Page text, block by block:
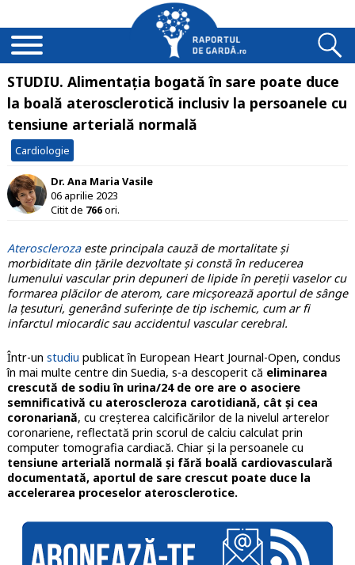
STUDIU. Alimentația bogată în sare poate duce
la boală aterosclerotică inclusiv la persoanele cu
tensiune arterială normală
Cardiologie
Dr. Ana Maria Vasile
06 aprilie 2023
Citit de 766ori.
Aterosclerozaeste principala cauză de mortalitate și
morbiditate din țările dezvoltate și constă în reducerea
lumenului vascular prin depuneri de lipide în pereții vaselor cu
formarea plăcilor de aterom, care micșorează aportul de sânge
la țesuturi, generând suferințe de tip ischemic, cum ar fi
infarctul miocardic sau accidentul vascular cerebral.
Într-un studiu publicat în European Heart Journal-Open, condus
în mai multe centre din Suedia, s-a descoperit că eliminarea
crescută de sodiu în urina/24 de ore are o asociere
semnificativă cu ateroscleroza carotidiană, cât și cea
coronariană, cu creșterea calcificărilor de la nivelul arterelor
coronariene, reflectată prin scorul de calciu calculat prin
computer tomografia cardiacă. Chiar și la persoanele cu
tensiune arterială normală și fără boală cardiovasculară
documentată, aportul de sare crescut poate duce la
accelerarea proceselor aterosclerotice.